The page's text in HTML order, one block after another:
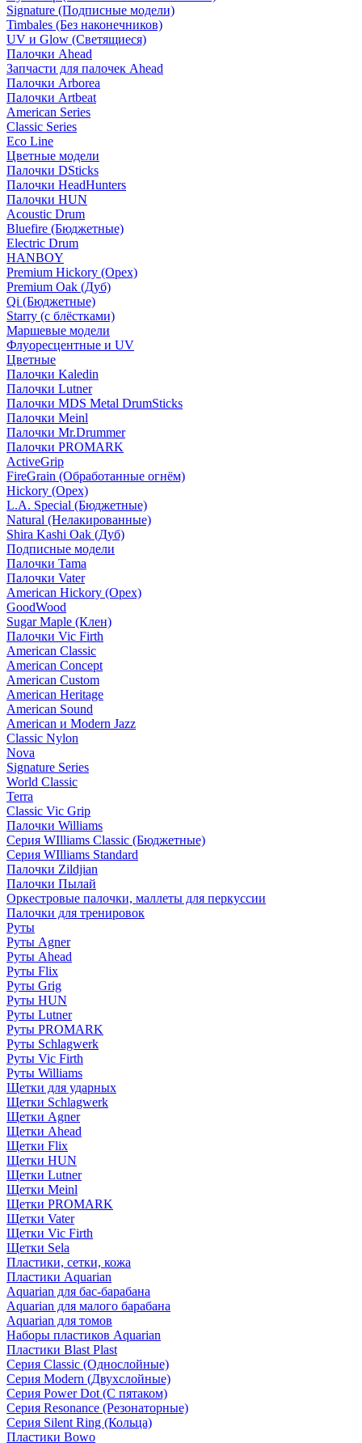
Signature (Подписные модели)
Timbales (Без наконечников)
UV и Glow (Светящиеся)
Палочки Ahead
Запчасти для палочек Ahead
Палочки Arborea
Палочки Artbeat
American Series
Classic Series
Eco Line
Цветные модели
Палочки DSticks
Палочки HeadHunters
Палочки HUN
Acoustic Drum
Bluefire (Бюджетные)
Electric Drum
HANBOY
Premium Hickory (Орех)
Premium Oak (Дуб)
Qi (Бюджетные)
Starry (с блёстками)
Маршевые модели
Флуоресцентные и UV
Цветные
Палочки Kaledin
Палочки Lutner
Палочки MDS Metal DrumSticks
Палочки Meinl
Палочки Mr.Drummer
Палочки PROMARK
ActiveGrip
FireGrain (Обработанные огнём)
Hickory (Орех)
L.A. Special (Бюджетные)
Natural (Нелакированные)
Shira Kashi Oak (Дуб)
Подписные модели
Палочки Tama
Палочки Vater
American Hickory (Орех)
GoodWood
Sugar Maple (Клен)
Палочки Vic Firth
American Classic
American Concept
American Custom
American Heritage
American Sound
American и Modern Jazz
Classic Nylon
Nova
Signature Series
World Classic
Terra
Classic Vic Grip
Палочки Williams
Серия WIlliams Classic (Бюджетные)
Серия WIlliams Standard
Палочки Zildjian
Палочки Пылай
Оркестровые палочки, маллеты для перкуссии
Палочки для тренировок
Руты
Руты Agner
Руты Ahead
Руты Flix
Руты Grig
Руты HUN
Руты Lutner
Руты PROMARK
Руты Schlagwerk
Руты Vic Firth
Руты Williams
Щетки для ударных
Щетки Schlagwerk
Щетки Agner
Щетки Ahead
Щетки Flix
Щетки HUN
Щетки Lutner
Щетки Meinl
Щетки PROMARK
Щетки Vater
Щетки Vic Firth
Щетки Sela
Пластики, сетки, кожа
Пластики Aquarian
Aquarian для бас-барабана
Aquarian для малого барабана
Aquarian для томов
Наборы пластиков Aquarian
Пластики Blast Plast
Серия Classic (Однослойные)
Серия Modern (Двухслойные)
Серия Power Dot (С пятаком)
Серия Resonance (Резонаторные)
Серия Silent Ring (Кольца)
Пластики Bowo